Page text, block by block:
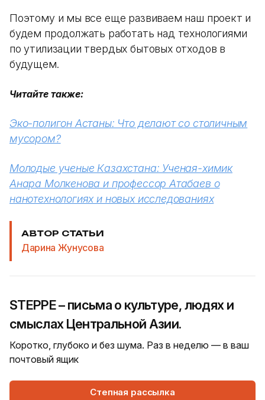
Поэтому и мы все еще развиваем наш проект и
будем продолжать работать над технологиями
по утилизации твердых бытовых отходов в
будущем.
Читайте также:
Эко-полигон Астаны: Что делают со столичным
мусором?
Молодые ученые Казахстана: Ученая-химик
Анара Молкенова и профессор Атабаев о
нанотехнологиях и новых исследованиях
АВТОР СТАТЬИ
Дарина Жунусова
STEPPE – письма о культуре, людях и
смыслах Центральной Азии.
Коротко, глубоко и без шума. Раз в неделю — в ваш
почтовый ящик
Степная рассылка